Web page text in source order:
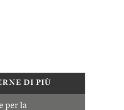
DI PIÙ
per la